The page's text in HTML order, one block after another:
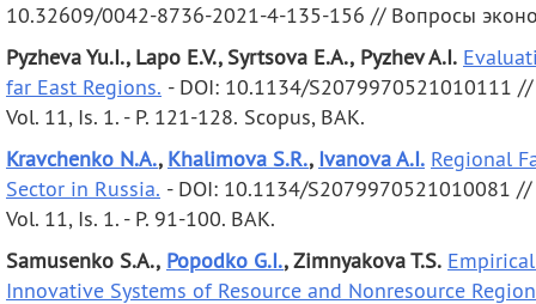
10.32609/0042-8736-2021-4-135-156 // Вопросы
Pyzheva Yu.I., Lapo E.V., Syrtsova E.A., Pyzhev A.I.
far East Regions. - DOI: 10.1134/S2079970521010111
Vol. 11, Is. 1. - P. 121-128. Scopus, ВАК.
Kravchenko N.A., Khalimova S.R., Ivanova A.I. Regional
Sector in Russia. - DOI: 10.1134/S2079970521010081 //
Vol. 11, Is. 1. - P. 91-100. ВАК.
Samusenko S.A., Popodko G.I., Zimnyakova T.S.
Innovative Systems of Resource and Nonresource